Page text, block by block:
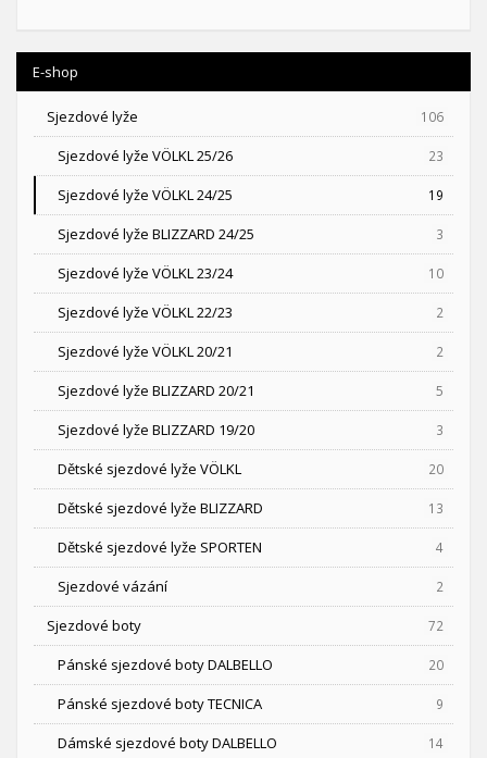
E-shop
Sjezdové lyže 106
Sjezdové lyže VÖLKL 25/26 23
Sjezdové lyže VÖLKL 24/25 19
Sjezdové lyže BLIZZARD 24/25 3
Sjezdové lyže VÖLKL 23/24 10
Sjezdové lyže VÖLKL 22/23 2
Sjezdové lyže VÖLKL 20/21 2
Sjezdové lyže BLIZZARD 20/21 5
Sjezdové lyže BLIZZARD 19/20 3
Dětské sjezdové lyže VÖLKL 20
Dětské sjezdové lyže BLIZZARD 13
Dětské sjezdové lyže SPORTEN 4
Sjezdové vázání 2
Sjezdové boty 72
Pánské sjezdové boty DALBELLO 20
Pánské sjezdové boty TECNICA 9
Dámské sjezdové boty DALBELLO 14